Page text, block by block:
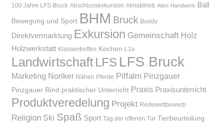
100 Jahre LFS Bruck Abschlussexkursion Almabtrieb Altes Handwerk Ball
Bewegung und Sport BHM Bruck Buddy
Direktvermarktung Exkursion Gemeinschaft Holz
Holzwerkstatt Klassentreffen Kochen L1a
Landwirtschaft LFS LFS Bruck
Marketing Noriker Nähen Pferde Piffalm Pinzgauer
Pinzgauer Rind praktischer Unterricht Praxis Praxisunterricht
Produktveredelung Projekt Redewettbewerb
Religion Ski Spaß Sport Tag der offenen Tür Tierbeurteilung